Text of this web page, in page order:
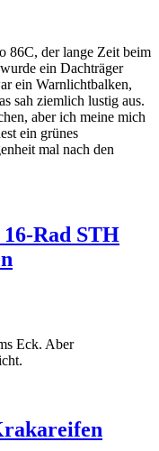
86C, der lange Zeit beim
ein Dachträger
ein Warnlichtbalken,
sah ziemlich lustig aus.
aber ich meine mich
ein grünes
mal nach den
Rad STH
Eck. Aber